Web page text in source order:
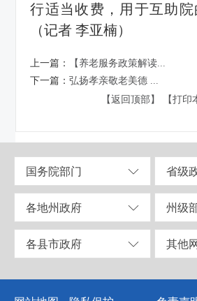
行适当收费，用于互助院
（记者 李亚楠）
上一篇：
【养老服务政策解读...
下一篇：弘扬孝亲敬老美德 ...
【返回顶部】
【打印
国务院部门 省级
各地州政府 州级
各县市政府 其他